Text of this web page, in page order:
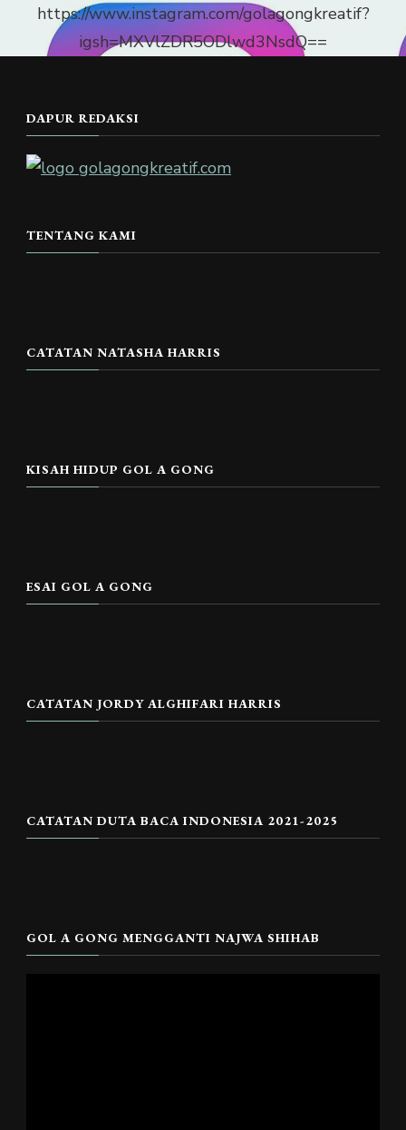
https://www.instagram.com/golagongkreatif?
igsh=MXVlZDR5ODlwd3NsdQ==
DAPUR REDAKSI
TENTANG KAMI
CATATAN NATASHA HARRIS
KISAH HIDUP GOL A GONG
ESAI GOL A GONG
CATATAN JORDY ALGHIFARI HARRIS
CATATAN DUTA BACA INDONESIA 2021-2025
GOL A GONG MENGGANTI NAJWA SHIHAB